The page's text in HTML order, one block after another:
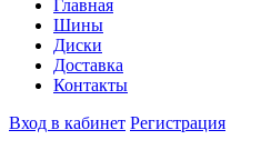
Главная
Шины
Диски
Доставка
Контакты
Вход в кабинет Регистрация